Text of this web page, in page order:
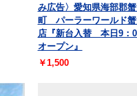
み広告〉愛知県海部郡
町 パーラーワールド
店『新台入替 本日9：
オープン』
￥1,500